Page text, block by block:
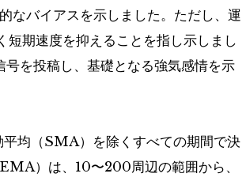
なバイアスを示しました。ただし、運
期速度を抑えることを指し示しまし
を投稿し、基礎となる強気感情を示
均（SMA）を除くすべての期間で決
）は、10〜200周辺の範囲から、